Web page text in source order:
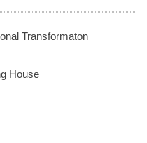
Transformaton
House